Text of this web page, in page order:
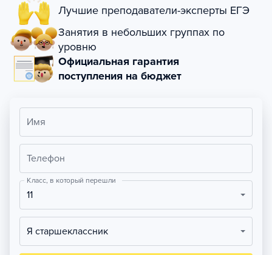
Лучшие преподаватели-эксперты ЕГЭ
Занятия в небольших группах по
уровню
Официальная гарантия
поступления на бюджет
Имя
Телефон
Класс, в который перешли
11
Я старшеклассник